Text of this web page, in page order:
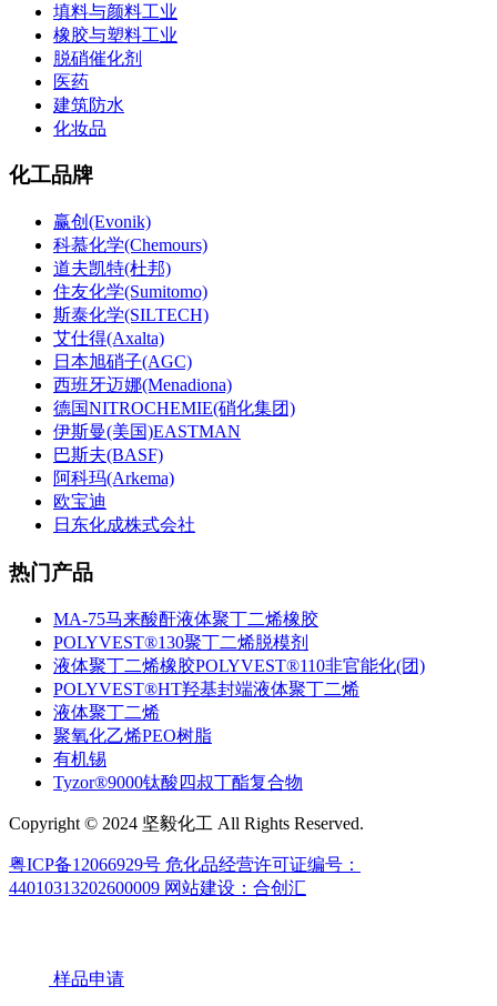
填料与颜料工业
橡胶与塑料工业
脱硝催化剂
医药
建筑防水
化妆品
化工品牌
赢创(Evonik)
科慕化学(Chemours)
道夫凯特(杜邦)
住友化学(Sumitomo)
斯泰化学(SILTECH)
艾仕得(Axalta)
日本旭硝子(AGC)
西班牙迈娜(Menadiona)
德国NITROCHEMIE(硝化集团)
伊斯曼(美国)EASTMAN
巴斯夫(BASF)
阿科玛(Arkema)
欧宝迪
日东化成株式会社
热门产品
MA-75马来酸酐液体聚丁二烯橡胶
POLYVEST®130聚丁二烯脱模剂
液体聚丁二烯橡胶POLYVEST®110非官能化(团)
POLYVEST®HT羟基封端液体聚丁二烯
液体聚丁二烯
聚氧化乙烯PEO树脂
有机锡
Tyzor®9000钛酸四叔丁酯复合物
Copyright © 2024 坚毅化工 All Rights Reserved.
粤ICP备12066929号 危化品经营许可证编号：
44010313202600009 网站建设：合创汇
样品申请